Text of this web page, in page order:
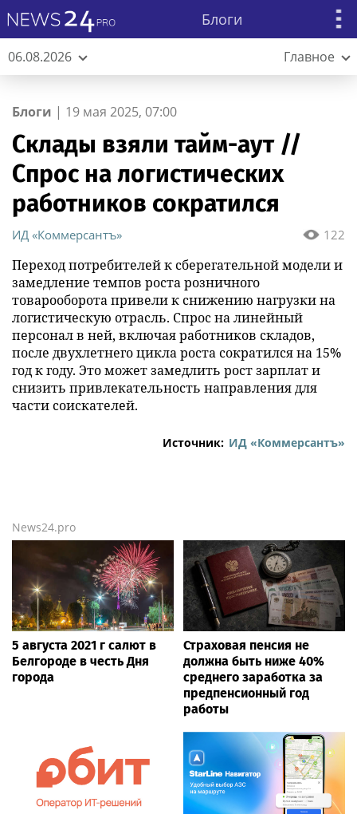
Блоги
06.08.2026 Главное
Блоги | 19 мая 2025, 07:00
Склады взяли тайм-аут //
Спрос на логистических
работников сократился
122
ИД «Коммерсантъ»
Переход потребителей к сберегательной модели и
замедление темпов роста розничного
товарооборота привели к снижению нагрузки на
логистическую отрасль. Спрос на линейный
персонал в ней, включая работников складов,
после двухлетнего цикла роста сократился на 15%
год к году. Это может замедлить рост зарплат и
снизить привлекательность направления для
части соискателей.
Источник: ИД «Коммерсантъ»
News24.pro
5 августа 2021 г салют в
Белгороде в честь Дня
города
Страховая пенсия не
должна быть ниже 40%
среднего заработка за
предпенсионный год
работы